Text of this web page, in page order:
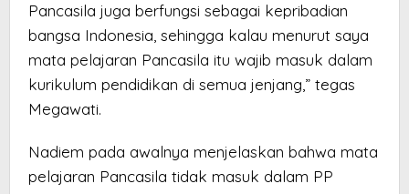
Pancasila juga berfungsi sebagai kepribadian
bangsa Indonesia, sehingga kalau menurut saya
mata pelajaran Pancasila itu wajib masuk dalam
kurikulum pendidikan di semua jenjang,” tegas
Megawati.
Nadiem pada awalnya menjelaskan bahwa mata
pelajaran Pancasila tidak masuk dalam PP